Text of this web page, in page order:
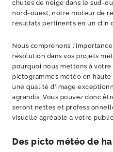
chutes de neige dans le sud-
nord-ouest, notre moteur de
résultats pertinents en un clin
Nous comprenons
résolution dans vos projets
pourquoi nous mettons à votre
pictogrammes météo en
une qualité d’image
agrandis. Vous pouvez donc
seront nettes et
visuelle agréable à votre
Des picto météo de